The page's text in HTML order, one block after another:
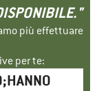
più effettuare
per te: